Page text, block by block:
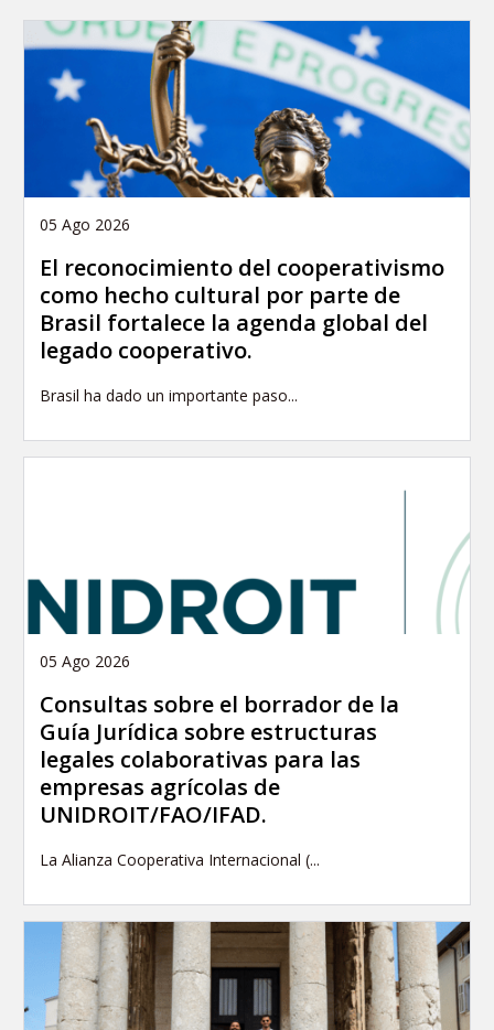
05 Ago 2026
El reconocimiento del cooperativismo
como hecho cultural por parte de
Brasil fortalece la agenda global del
legado cooperativo.
Brasil ha dado un importante paso...
05 Ago 2026
Consultas sobre el borrador de la
Guía Jurídica sobre estructuras
legales colaborativas para las
empresas agrícolas de
UNIDROIT/FAO/IFAD.
La Alianza Cooperativa Internacional (...